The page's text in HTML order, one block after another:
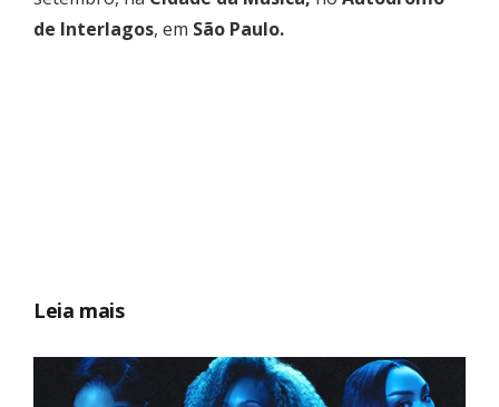
de Interlagos, em São Paulo.
Leia mais